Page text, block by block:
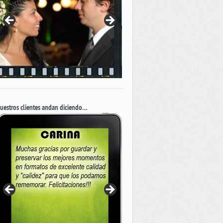
clientes andan diciendo…